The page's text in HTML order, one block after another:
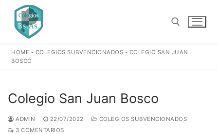
contenido
HOME - COLEGIOS SUBVENCIONADOS - COLEGIO SAN JUAN
BOSCO
Colegio San Juan Bosco
ADMIN 22/07/2022
COLEGIOS SUBVENCIONADOS
3 COMENTARIOS